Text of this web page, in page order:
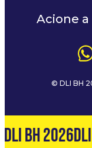
Acione
© DLI BH
DLI BH 2026